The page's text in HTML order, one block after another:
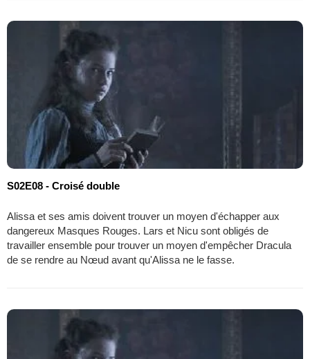
S02E08 - Croisé double
Alissa et ses amis doivent trouver un moyen d'échapper aux
dangereux Masques Rouges. Lars et Nicu sont obligés de
travailler ensemble pour trouver un moyen d'empêcher Dracula
de se rendre au Nœud avant qu'Alissa ne le fasse.